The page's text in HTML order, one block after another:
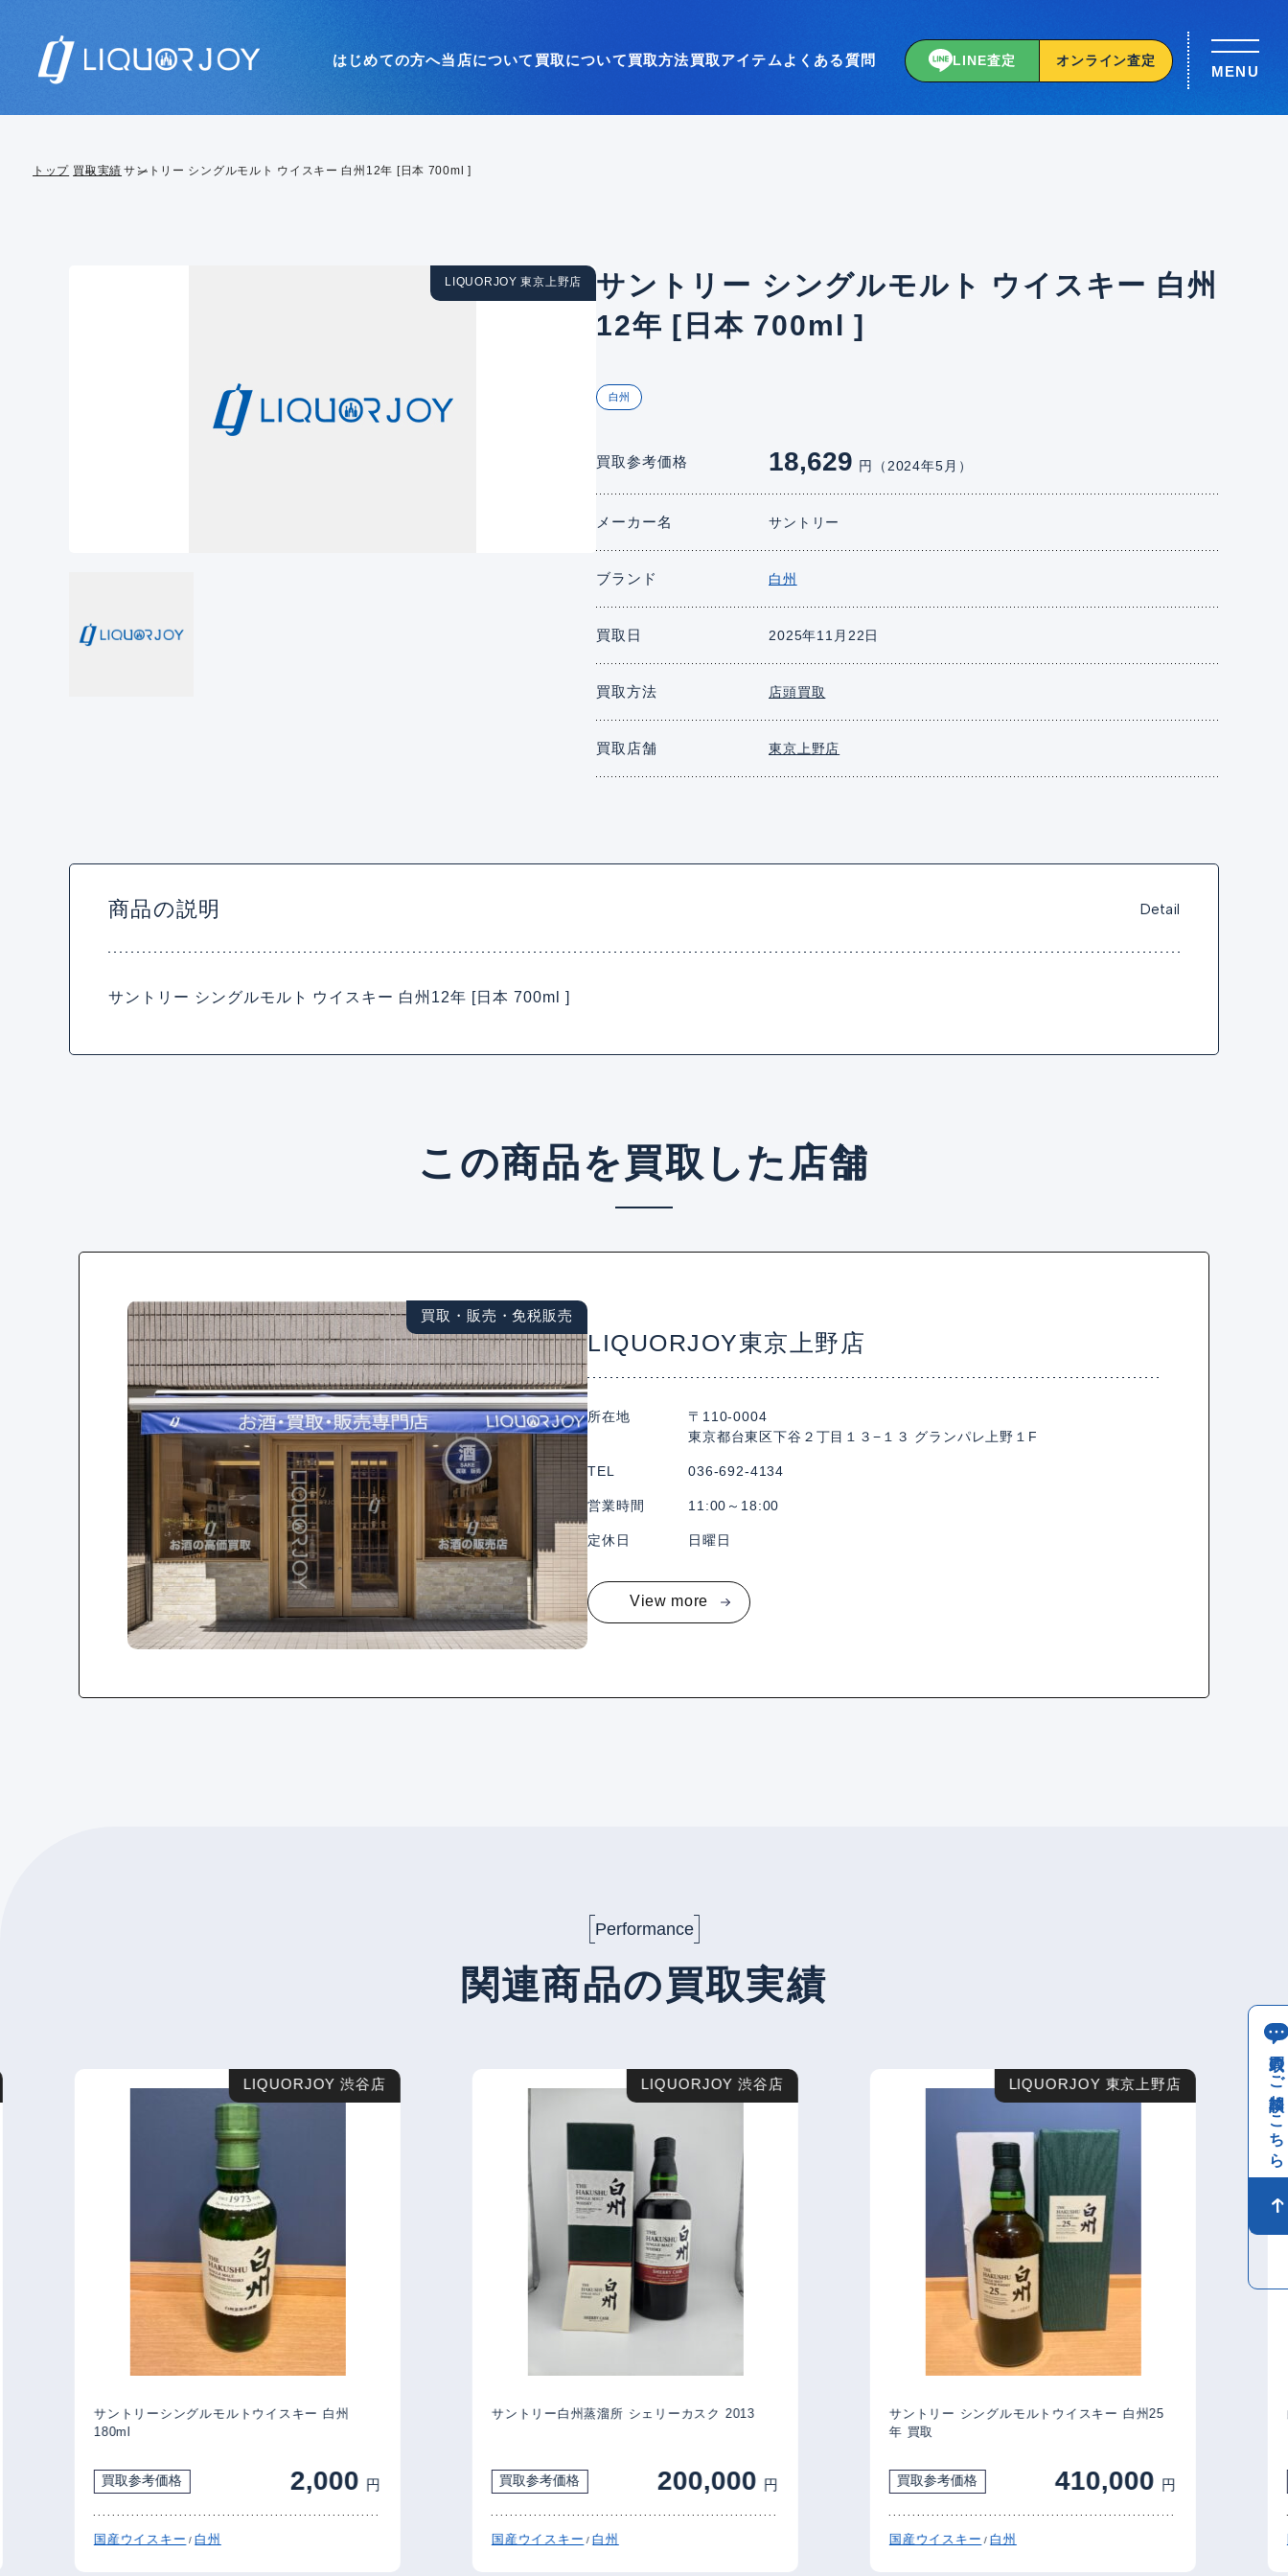
はじめての方へ当店について 買取について買取方法買取アイテム よくある質問 LINE査定 オンライン査定
MENU
トップ 買取実績 サントリー シングルモルト ウイスキー 白州12年 [日本 700ml ]
LIQUORJOY 東京上野店
サントリー シングルモルト ウイスキー 白州
12年 [日本 700ml ]
白州
買取参考価格 18,629 円（2024年5月）
メーカー名 サントリー
ブランド 白州
買取日 2025年11月22日
買取方法 店頭買取
買取店舗 東京上野店
商品の説明 Detail
サントリー シングルモルト ウイスキー 白州12年 [日本 700ml ]
この商品を買取した店舗
買取・販売・免税販売
LIQUORJOY東京上野店
所在地
〒110-0004
東京都台東区下谷２丁目１３−１３ グランパレ上野１F
TEL 036-692-4134
営業時間 11:00～18:00
定休日 日曜日
View more
Performance
関連商品の買取実績
LIQUORJOY 渋谷店
サントリーシングルモルトウイスキー 白州
180ml
買取参考価格 2,000 円
国産ウイスキー/白州
LIQUORJOY 渋谷店
サントリー白州蒸溜所 シェリーカスク 2013
買取参考価格 200,000 円
国産ウイスキー/白州
LIQUORJOY 東京上野店
サントリー シングルモルトウイスキー 白州25
年 買取
買取参考価格 410,000 円
国産ウイスキー/白州
白
買取のご相談はこちら